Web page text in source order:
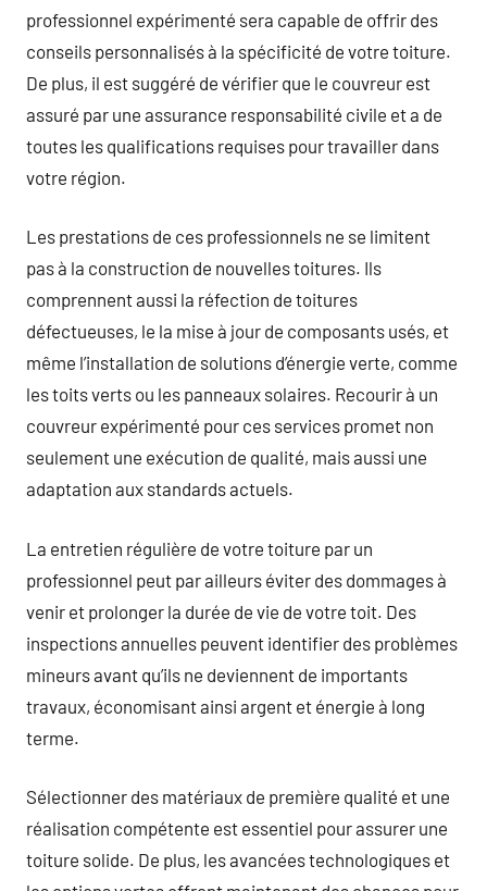
professionnel expérimenté sera capable de offrir des
conseils personnalisés à la spécificité de votre toiture.
De plus, il est suggéré de vérifier que le couvreur est
assuré par une assurance responsabilité civile et a de
toutes les qualifications requises pour travailler dans
votre région.
Les prestations de ces professionnels ne se limitent
pas à la construction de nouvelles toitures. Ils
comprennent aussi la réfection de toitures
défectueuses, le la mise à jour de composants usés, et
même l’installation de solutions d’énergie verte, comme
les toits verts ou les panneaux solaires. Recourir à un
couvreur expérimenté pour ces services promet non
seulement une exécution de qualité, mais aussi une
adaptation aux standards actuels.
La entretien régulière de votre toiture par un
professionnel peut par ailleurs éviter des dommages à
venir et prolonger la durée de vie de votre toit. Des
inspections annuelles peuvent identifier des problèmes
mineurs avant qu’ils ne deviennent de importants
travaux, économisant ainsi argent et énergie à long
terme.
Sélectionner des matériaux de première qualité et une
réalisation compétente est essentiel pour assurer une
toiture solide. De plus, les avancées technologiques et